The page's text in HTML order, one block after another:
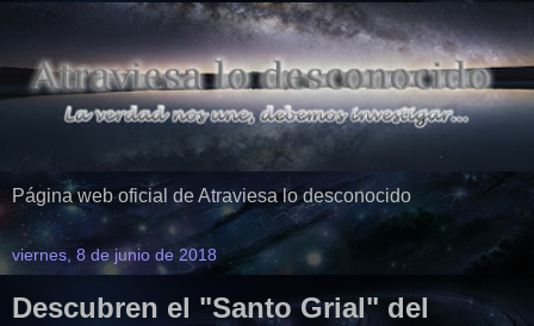
Página web oficial de Atraviesa lo desconocido
viernes, 8 de junio de 2018
Descubren el "Santo Grial" del